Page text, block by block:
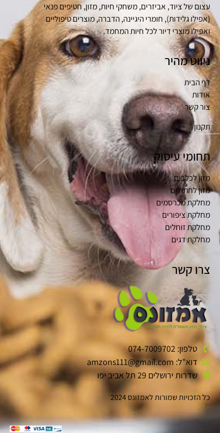
עצום של ציוד, אביזרים, משחקי חיות, מזון, חטיפים פנאי
(אפילו גלידות), חומרי היגיינה, הדברה, מוצרים טיפוליים
ואפילו מוצרי דיור לכל חיות המחמד.
ניווט מהיר
דף הבית
אודות
צור קשר
תקנון
תחומי עיסוק
מזון לכלבים
מזון לחתולים
מחלקת מכרסמים
מחלקת ציפורים
מחלקת זוחלים
מחלקת דגים
צרו קשר
טלפון: 074-7009702
דוא"ל: amzons111@gmail.com
שדרות ירושלים 29 תל אביב יפו
כל הזכויות שמורות לאמזונס 2024